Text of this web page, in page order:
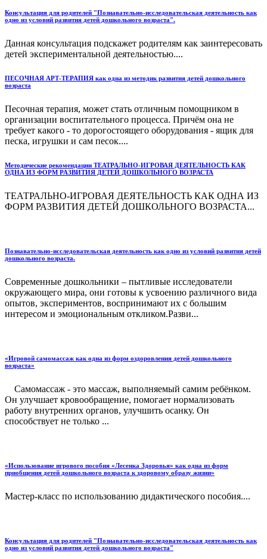
Консультация для родителей "Познавательно-исследовательская деятельность как
одно из условий развития детей дошкольного возраста".
Данная консультация подскажет родителям как заинтересовать
детей экспериментальной деятельностью....
ПЕСОЧНАЯ АРТ-ТЕРАПИЯ как одна из методик развития детей дошкольного
возраста
Песочная терапия, может стать отличным помощником в
организации воспитательного процесса. Причём она не
требует какого - то дорогостоящего оборудования - ящик для
песка, игрушки и сам песок....
Методические рекомендации ТЕАТРАЛЬНО-ИГРОВАЯ ДЕЯТЕЛЬНОСТЬ КАК
ОДНА ИЗ ФОРМ РАЗВИТИЯ ДЕТЕЙ ДОШКОЛЬНОГО ВОЗРАСТА
ТЕАТРАЛЬНО-ИГРОВАЯ ДЕЯТЕЛЬНОСТЬ КАК ОДНА ИЗ
ФОРМ РАЗВИТИЯ ДЕТЕЙ ДОШКОЛЬНОГО ВОЗРАСТА...
Познавательно-исследовательская деятельность как одно из условий развития детей
дошкольного возраста.
Современные дошкольники – пытливые исследователи
окружающего мира, они готовы к усвоению различного вида
опытов, экспериментов, воспринимают их с большим
интересом и эмоциональным откликом.Разви...
«Игровой самомассаж как одна из форм оздоровления детей дошкольного
возраста»
Самомассаж - это массаж, выполняемый самим ребёнком.
Он улучшает кровообращение, помогает нормализовать
работу внутренних органов, улучшить осанку. Он
способствует не только ...
«Использование игрового пособия «Лесенка Здоровья» как одна из форм
приобщения детей дошкольного возраста к здоровому образу жизни»
Мастер-класс по использованию дидактического пособия....
Консультация для родителей "Познавательно-исследовательская деятельность как
одно из условий развития детей дошкольного возраста"